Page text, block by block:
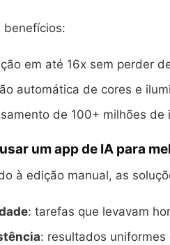
benefícios:
em até 16x sem perder
automática de cores e
de 100+ milhões de
um app de IA para
à edição manual, as
: tarefas que levavam
: resultados